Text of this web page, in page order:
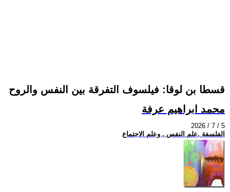
قسطا بن لوقا: فيلسوف التفرقة بين النفس والروح
محمد ابراهيم عرفة
2026 / 7 / 5
الفلسفة ,علم النفس , وعلم الاجتماع